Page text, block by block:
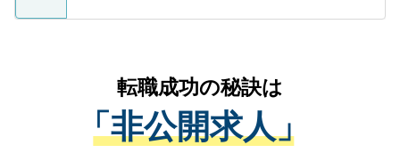
ているすべての個人データはご本人の許可
は、個人情報の取り扱いについての厳密な
管理基準を満たした事業者のみに付与され
る、プライバシーマークを取得済みです。
かがいして、現在の医療機関の状況や紹介
経験をまじえながら、適切なアドバイスを
させていただきます。すぐにご転職をされ
ない方には、長期的なサポートが可能です
転職成功の秘訣は
「非公開求人」